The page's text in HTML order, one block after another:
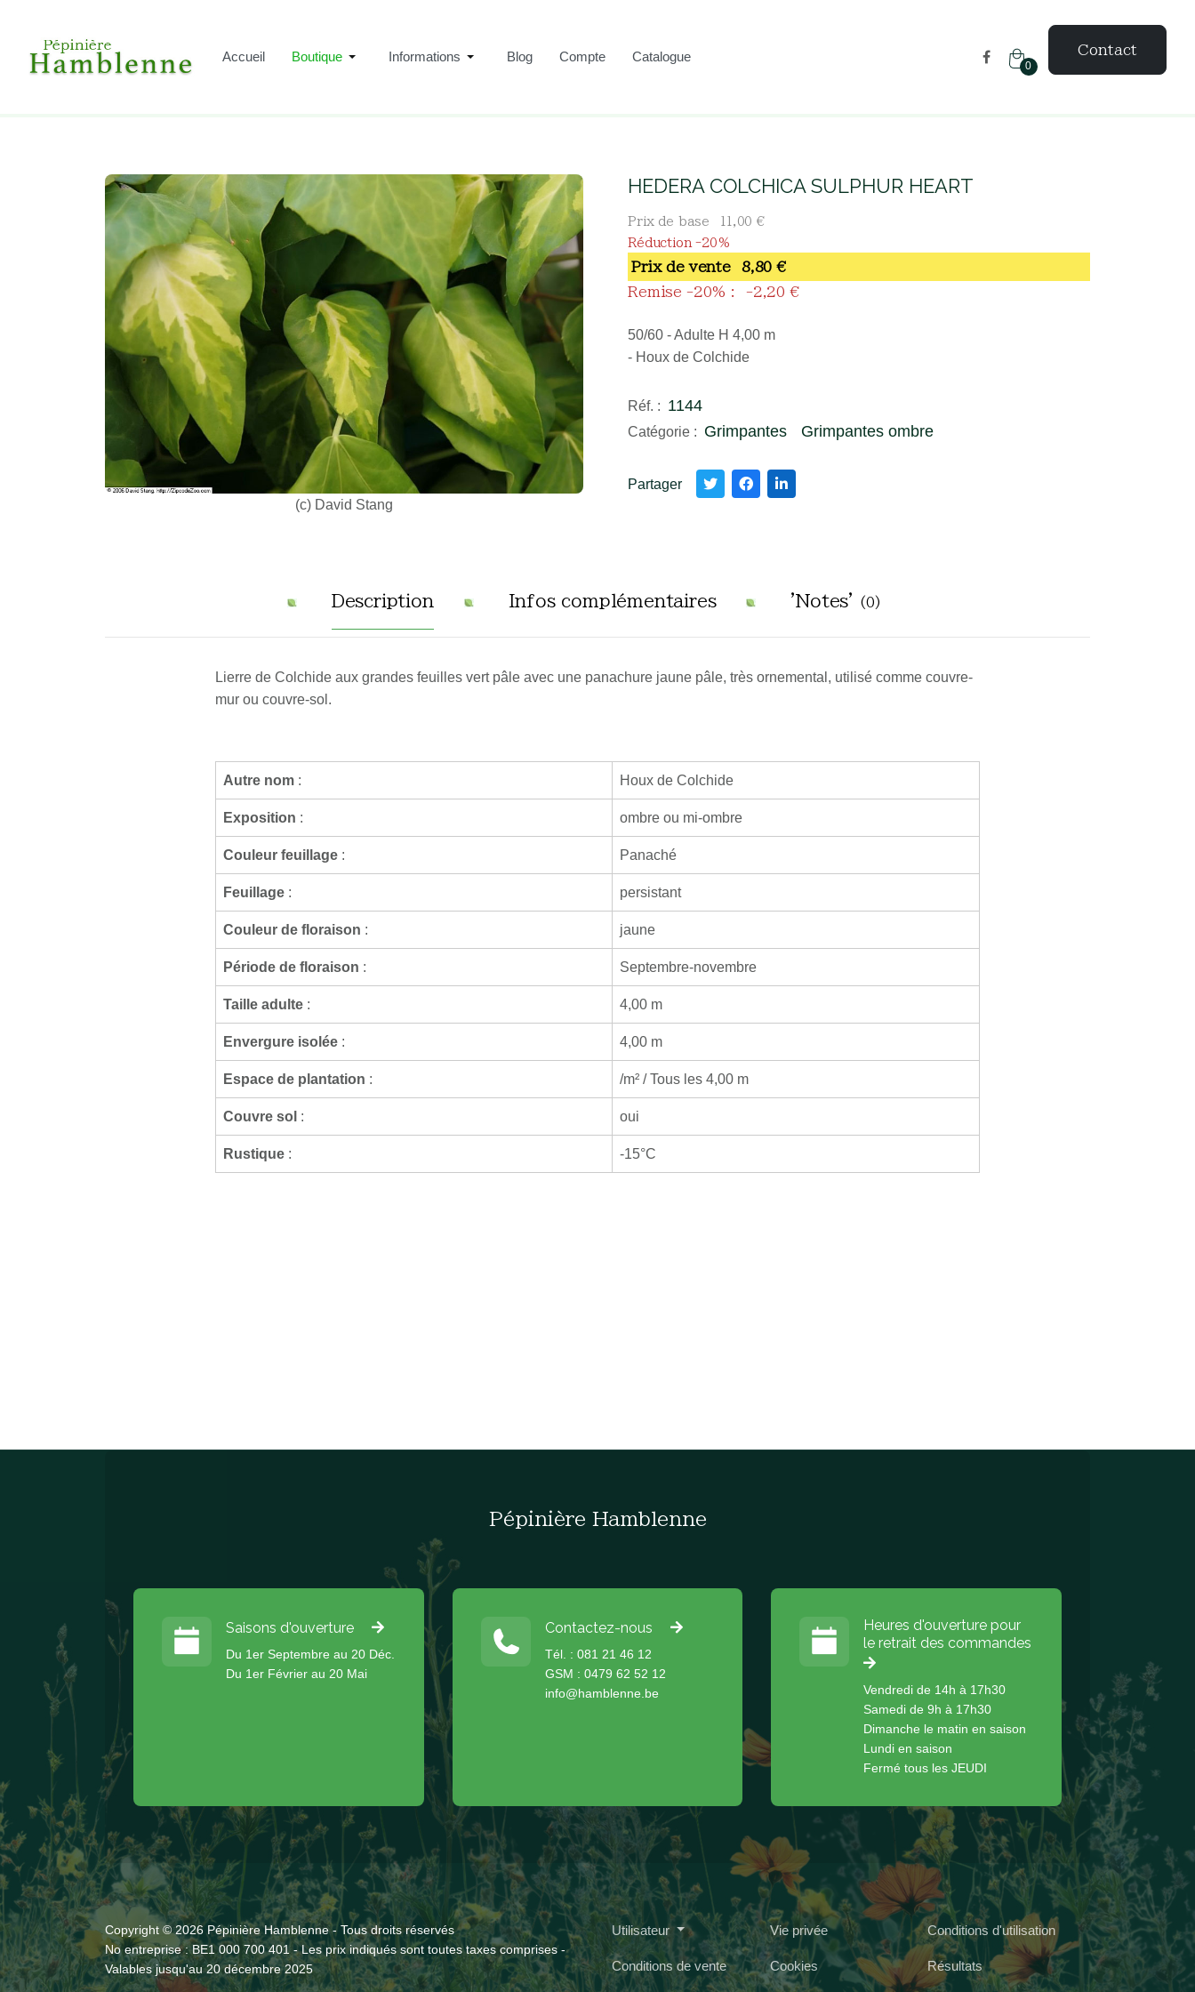
Accueil Boutique Informations Blog Compte Catalogue
0
Contact
Pépinière Hamblenne
Accueil Boutique Grimpantes HEDERA COLCHICA SULPHUR HEART
(c) David Stang
HEDERA COLCHICA SULPHUR HEART
Prix de base
11,00 €
Réduction -20%
Prix ​​de vente
8,80 €
Remise -20% :
-2,20 €
50/60 - Adulte H 4,00 m
- Houx de Colchide
Réf. : 1144
Catégorie : Grimpantes Grimpantes ombre
Partager
Description Infos complémentaires 'Notes' (0)
Lierre de Colchide aux grandes feuilles vert pâle avec une panachure jaune pâle, très ornemental, utilisé comme couvre-
mur ou couvre-sol.
Autre nom : Houx de Colchide
Exposition : ombre ou mi-ombre
Couleur feuillage : Panaché
Feuillage : persistant
Couleur de floraison : jaune
Période de floraison : Septembre-novembre
Taille adulte : 4,00 m
Envergure isolée : 4,00 m
Espace de plantation : /m² / Tous les 4,00 m
Couvre sol : oui
Rustique : -15°C
Pépinière Hamblenne
Saisons d'ouverture
Du 1er Septembre au 20 Déc.
Du 1er Février au 20 Mai
Contactez-nous
Tél. : 081 21 46 12
GSM : 0479 62 52 12
info@hamblenne.be
Heures d'ouverture pour
le retrait des commandes
Vendredi de 14h à 17h30
Samedi de 9h à 17h30
Dimanche le matin en saison
Lundi en saison
Fermé tous les JEUDI
Copyright © 2026 Pépinière Hamblenne - Tous droits réservés
No entreprise : BE1 000 700 401 - Les prix indiqués sont toutes taxes comprises -
Valables jusqu'au 20 décembre 2025
Utilisateur Vie privée Conditions d'utilisation
Conditions de vente Cookies Résultats